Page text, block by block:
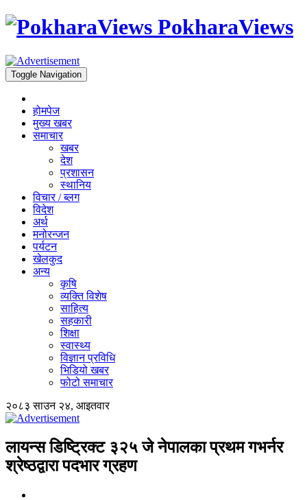
PokharaViews
Toggle Navigation
होमपेज
मुख्य खबर
समाचार
खबर
देश
प्रशासन
स्थानिय
विचार / ब्लग
विदेश
अर्थ
मनोरन्जन
पर्यटन
खेलकुद
अन्य
कृषि
व्यक्ति विशेष
साहित्य
सहकारी
शिक्षा
स्वास्थ्य
विज्ञान प्रविधि
भिडियो खबर
फोटो समाचार
२०८३ साउन २४, आइतवार
लायन्स डिष्ट्रिक्ट ३२५ जे नेपालका प्रथम गभर्नर
श्रेष्ठद्वारा पदभार ग्रहण